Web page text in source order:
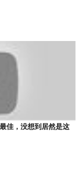
佳，没想到居然是这